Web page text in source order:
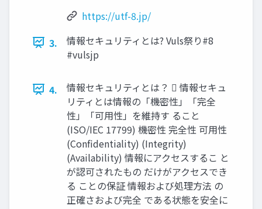
https://utf-8.jp/
3.
情報セキュリティとは? Vuls祭り#8
#vulsjp
4.
情報セキュリティとは？  情報セキュ
リティとは情報の「機密性」「完全
性」「可用性」を維持す ること
(ISO/IEC 17799) 機密性 完全性 可用性
(Confidentiality) (Integrity)
(Availability) 情報にアクセスするこ と
が認可されたもの だけがアクセスでき
る ことの保証 情報および処理方法 の
正確さおよび完全 である状態を安全に